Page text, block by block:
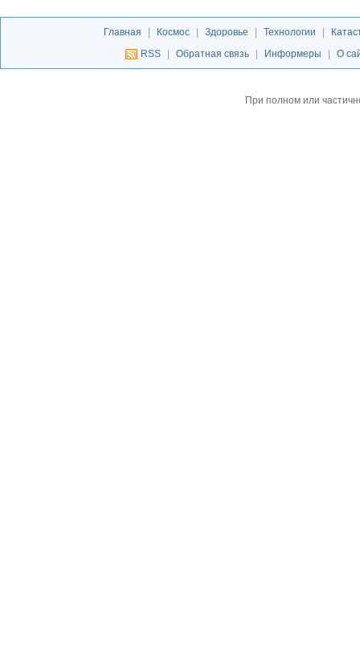
Главная Космос Здоровье Технологии
RSS
Обратная связь Информеры О
При полном или